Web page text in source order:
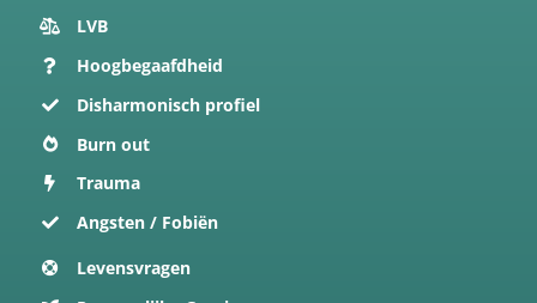
LVB
Hoogbegaafdheid
Disharmonisch profiel
Burn out
Trauma
Angsten / Fobiën
Levensvragen